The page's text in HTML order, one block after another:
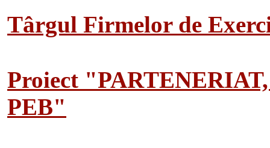
Târgul Firmelor de
Proiect
PEB"